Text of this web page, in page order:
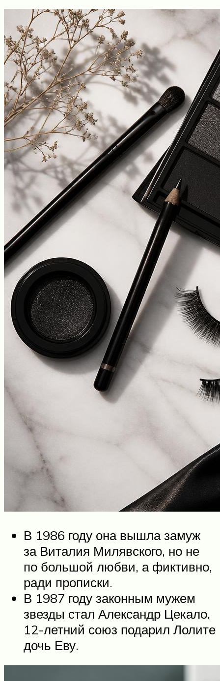
В 1986 году она вышла замуж
за Виталия Милявского, но не
по большой любви, а фиктивно,
ради прописки.
В 1987 году законным мужем
звезды стал Александр Цекало.
12-летний союз подарил Лолите
дочь Еву.